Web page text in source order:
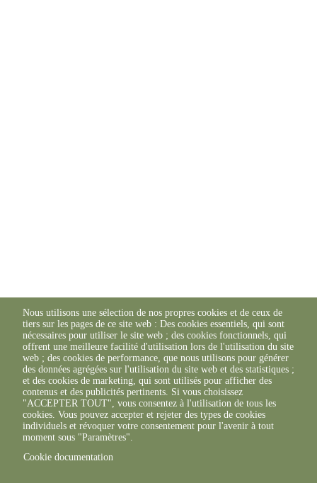
Nous utilisons une sélection de nos propres cookies et de ceux de
tiers sur les pages de ce site web : Des cookies essentiels, qui sont
nécessaires pour utiliser le site web ; des cookies fonctionnels, qui
offrent une meilleure facilité d'utilisation lors de l'utilisation du site
web ; des cookies de performance, que nous utilisons pour générer
des données agrégées sur l'utilisation du site web et des statistiques ;
et des cookies de marketing, qui sont utilisés pour afficher des
contenus et des publicités pertinents. Si vous choisissez
"ACCEPTER TOUT", vous consentez à l'utilisation de tous les
cookies. Vous pouvez accepter et rejeter des types de cookies
individuels et révoquer votre consentement pour l'avenir à tout
moment sous "Paramètres".
Cookie documentation